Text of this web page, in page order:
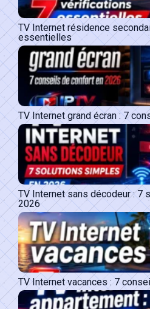
TV Internet résidence
essentielles
TV Internet grand écran : 7
TV Internet sans décodeur : 7
2026
TV Internet vacances : 7